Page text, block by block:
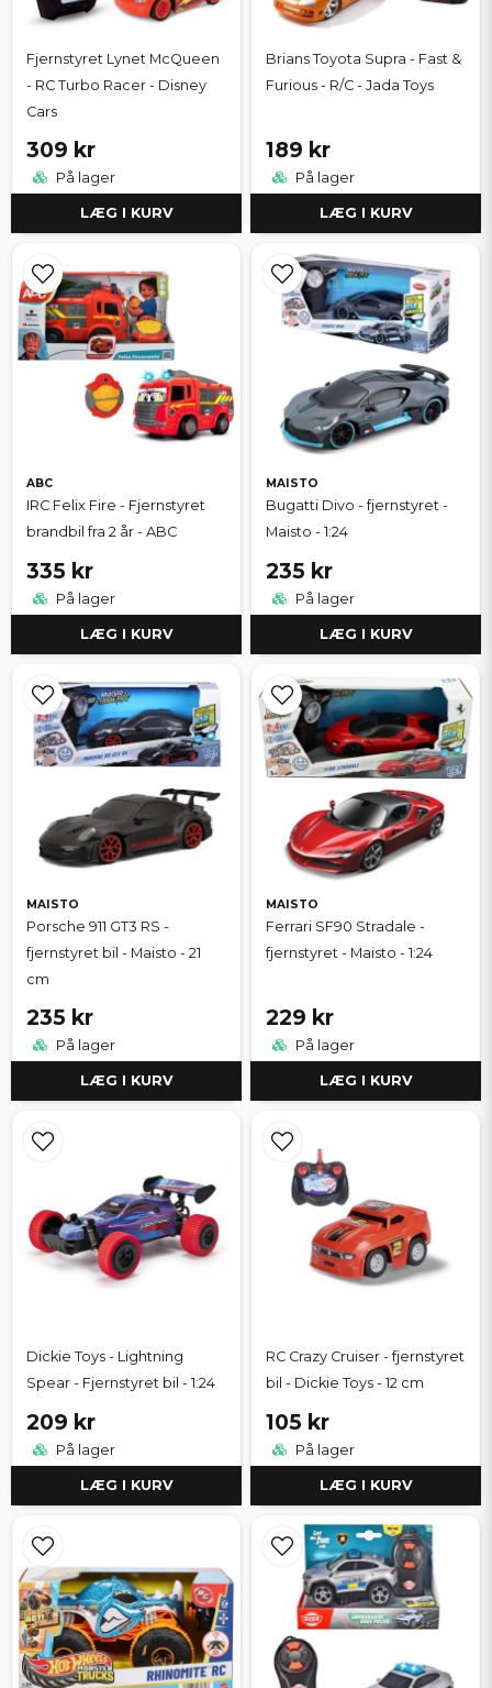
Fjernstyret Lynet McQueen
- RC Turbo Racer - Disney
Cars
309 kr
På lager
LÆG I KURV
Brians Toyota Supra - Fast &
Furious - R/C - Jada Toys
189 kr
På lager
LÆG I KURV
ABC
IRC Felix Fire - Fjernstyret
brandbil fra 2 år - ABC
335 kr
På lager
LÆG I KURV
MAISTO
Bugatti Divo - fjernstyret -
Maisto - 1:24
235 kr
På lager
LÆG I KURV
MAISTO
Porsche 911 GT3 RS -
fjernstyret bil - Maisto - 21
cm
235 kr
På lager
LÆG I KURV
MAISTO
Ferrari SF90 Stradale -
fjernstyret - Maisto - 1:24
229 kr
På lager
LÆG I KURV
Dickie Toys - Lightning
Spear - Fjernstyret bil - 1:24
209 kr
På lager
LÆG I KURV
RC Crazy Cruiser - fjernstyret
bil - Dickie Toys - 12 cm
105 kr
På lager
LÆG I KURV